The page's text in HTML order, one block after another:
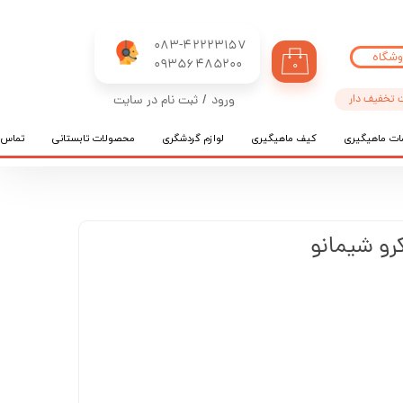
083-42223157
​​​​​​​09356485200
۰
ورود / ثبت نام در سایت
تغییر گذر واژه
ماهیگیری کیف ماهیگیری لوازم گردشگری محصولات تابستانی تماس
تخفیف دار
شیمانو